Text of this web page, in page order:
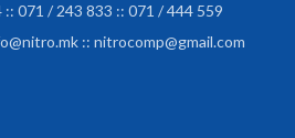
071 / 243 833 :: 071 / 444 559
:: nitrocomp@gmail.com